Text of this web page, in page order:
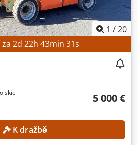
1 /20
2d 22h 43min 29s
5 000 €
K dražbě